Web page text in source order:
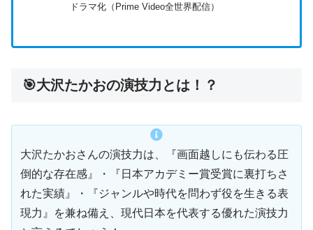
ドラマ化（Prime Video全世界配信）
🎯大沢たかおの演技力とは！？
大沢たかおさんの演技力は、『画面越しにも伝わる圧
倒的な存在感』・『日本アカデミー賞受賞に裏打ちさ
れた実績』・『ジャンルや時代を問わず役を生きる表
現力』を兼ね備え、現代日本を代表する優れた演技力